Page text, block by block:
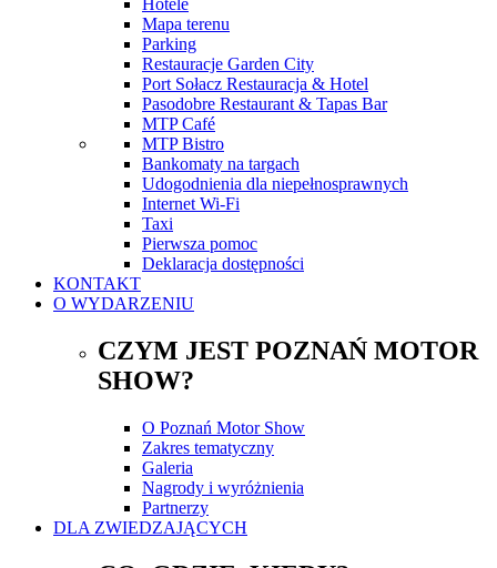
Hotele
Mapa terenu
Parking
Restauracje Garden City
Port Sołacz Restauracja & Hotel
Pasodobre Restaurant & Tapas Bar
MTP Café
MTP Bistro
Bankomaty na targach
Udogodnienia dla niepełnosprawnych
Internet Wi-Fi
Taxi
Pierwsza pomoc
Deklaracja dostępności
KONTAKT
O WYDARZENIU
CZYM JEST POZNAŃ MOTOR
SHOW?
O Poznań Motor Show
Zakres tematyczny
Galeria
Nagrody i wyróżnienia
Partnerzy
DLA ZWIEDZAJĄCYCH